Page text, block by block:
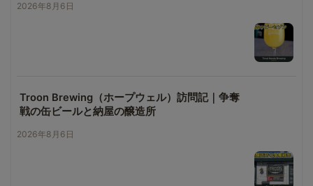
2026年8月6日
Troon Brewing（ホープウェル）訪問記｜争奪
戦の缶ビールと納屋の醸造所
2026年8月6日